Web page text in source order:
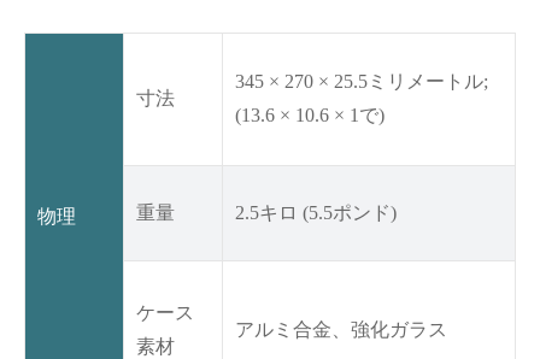
物理
寸法
345 × 270 × 25.5ミリメートル;
(13.6 × 10.6 × 1で)
重量 2.5キロ (5.5ポンド)
ケース
素材
アルミ合金、強化ガラス